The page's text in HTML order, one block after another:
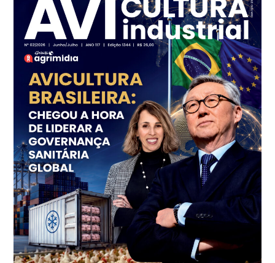
R$ 7,16
kg
Frango - Indicador
R$ 7,18
kg
Trigo Atacado - Regional
PR
R$ 1.414,46
t
Trigo Atacado - Regional
RS
R$ 1.314,61
t
Ovo Vermelho - Regional